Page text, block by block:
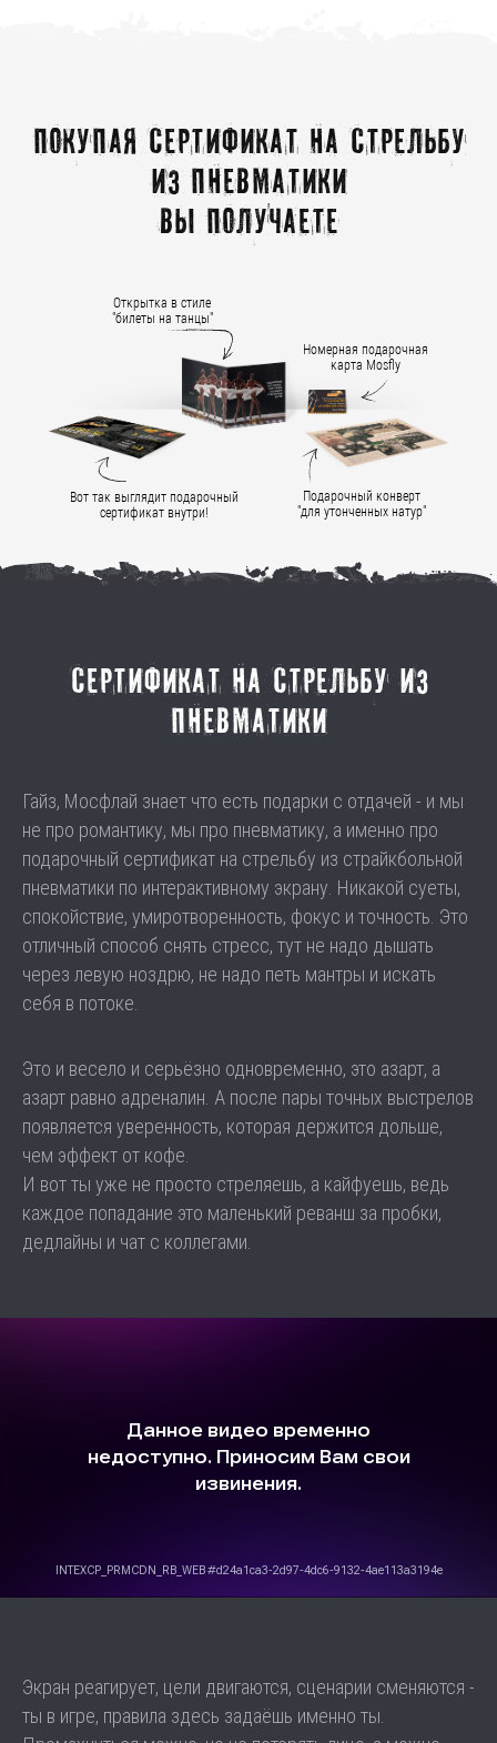
Покупая сертификат на стрельбу
из пневматики
вы получаете
Вот так выглядит подарочный
сертификат внутри!
Открытка в стиле
"билеты на танцы"
Подарочный конверт
"для утонченных натур"
Номерная подарочная
карта Mosfly
сертификат на стрельбу из
пневматики
Гайз, Мосфлай знает что есть подарки с отдачей - и мы
не про романтику, мы про пневматику, а именно про
подарочный сертификат на стрельбу из страйкбольной
пневматики по интерактивному экрану. Никакой суеты,
спокойствие, умиротворенность, фокус и точность. Это
отличный способ снять стресс, тут не надо дышать
через левую ноздрю, не надо петь мантры и искать
себя в потоке.
Это и весело и серьёзно одновременно, это азарт, а
азарт равно адреналин. А после пары точных выстрелов
появляется уверенность, которая держится дольше,
чем эффект от кофе.
И вот ты уже не просто стреляешь, а кайфуешь, ведь
каждое попадание это маленький реванш за пробки,
дедлайны и чат с коллегами.
Экран реагирует, цели двигаются, сценарии сменяются -
ты в игре, правила здесь задаёшь именно ты.